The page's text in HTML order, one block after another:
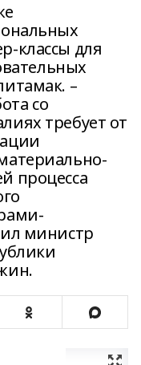
классы для
–
со
требует от
процесса
министр